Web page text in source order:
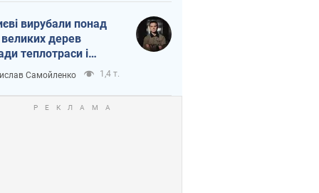
вирубали понад
дерев
теплотраси і
Генплану
Самойленко 1,4 т.